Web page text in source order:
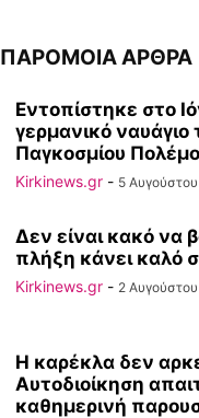
ΠΑΡΟΜΟΙΑ ΑΡΘΡΑ
Εντοπίστηκε στο
γερμανικό ναυάγιο
Παγκοσμίου
Kirkinews.gr - 5
Δεν είναι κακό να
πλήξη κάνει καλό
Kirkinews.gr - 2
Η καρέκλα δεν
Αυτοδιοίκηση
καθημερινή